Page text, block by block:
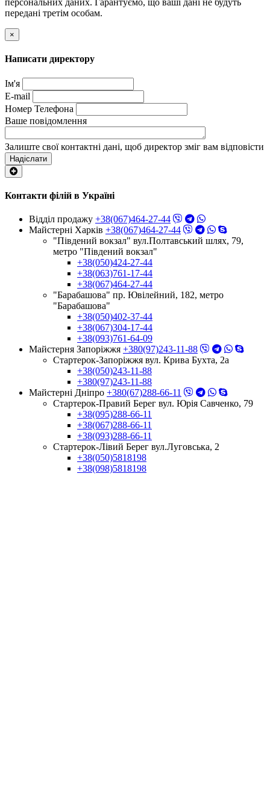
персональних даних. Гарантуємо, що ваші дані не будуть
передані третім особам.
×
Написати директору
Ім'я
E-mail
Номер Телефона
Ваше повідомлення
Залиште свої контактні дані, щоб директор зміг вам відповісти
Надіслати
Контакти філій в Україні
Відділ продажу +38(067)464-27-44
Майстерні Харків +38(067)464-27-44
"Південий вокзал" вул.Полтавський шлях, 79,
метро "Південий вокзал"
+38(050)424-27-44
+38(063)761-17-44
+38(067)464-27-44
"Барабашова" пр. Ювілейний, 182, метро
"Барабашова"
+38(050)402-37-44
+38(067)304-17-44
+38(093)761-64-09
Майстерня Запоріжжя +380(97)243-11-88
Стартерок-Запоріжжя вул. Крива Бухта, 2а
+38(050)243-11-88
+380(97)243-11-88
Майстерні Днiпро +380(67)288-66-11
Стартерок-Правий Берег вул. Юрія Савченко, 79
+38(095)288-66-11
+38(067)288-66-11
+38(093)288-66-11
Стартерок-Лівий Берег вул.Луговська, 2
+38(050)5818198
+38(098)5818198